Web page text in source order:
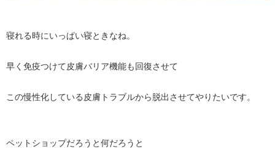
寝れる時にいっぱい寝ときなね。
早く免疫つけて皮膚バリア機能も回復させて
この慢性化している皮膚トラブルから脱出させてやりたいです。
ペットショップだろうと何だろうと